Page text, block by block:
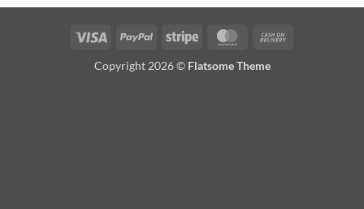
Visa PayPal Stripe MasterCard
Copyright 2026 © Flatsome Theme